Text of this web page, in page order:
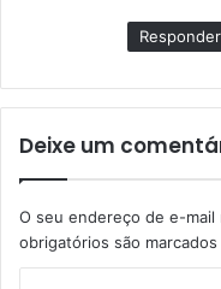
Responder
Deixe um
O seu endereço de e-mail
obrigatórios são marcados